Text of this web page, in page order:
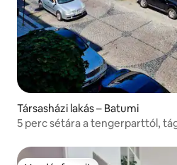
Társasházi lakás – Batumi
5 perc sétára a tengerparttól,